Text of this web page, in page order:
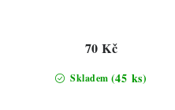
Skladem (45 ks)
70 Kč